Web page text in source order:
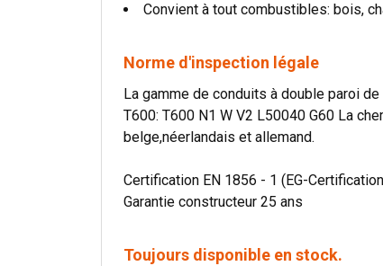
Convient à tout combustibles: bois,
Norme d'inspection légale
La gamme de conduits à double paroi
T600: T600 N1 W V2 L50040 G60 La
belge,néerlandais et allemand.
Certification EN 1856 - 1 (EG-
Garantie constructeur 25 ans
Toujours disponible en stock.